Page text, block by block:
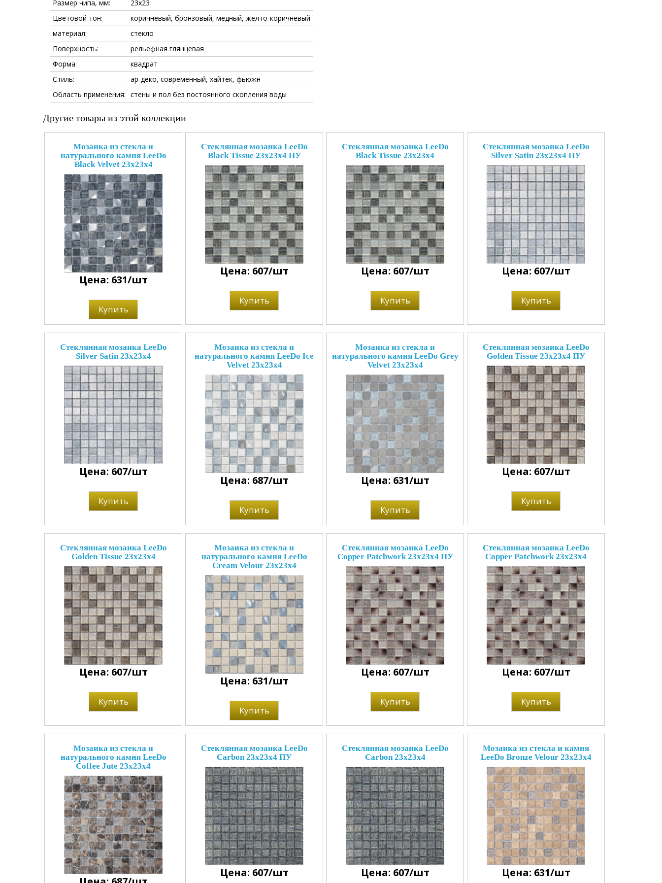
Размер чипа, мм:
23x23
Цветовой тон:
коричневый, бронзовый, медный, жёлто-коричневый
материал:
стекло
Поверхность:
рельефная глянцевая
Форма:
квадрат
Стиль:
ар-деко, современный, хайтек, фьюжн
Область применения: стены и пол без постоянного скопления воды
Другие товары из этой коллекции
Мозаика из стекла и
натурального камня LeeDo
Black Velvet 23x23x4
Цена: 631/шт
Купить
Стеклянная мозаика LeeDo
Black Tissue 23x23x4 ПУ
Цена: 607/шт
Купить
Стеклянная мозаика LeeDo
Black Tissue 23x23x4
Цена: 607/шт
Купить
Стеклянная мозаика LeeDo
Silver Satin 23x23x4 ПУ
Цена: 607/шт
Купить
Стеклянная мозаика LeeDo
Silver Satin 23x23x4
Цена: 607/шт
Купить
Мозаика из стекла и
натурального камня LeeDo Ice
Velvet 23x23x4
Цена: 687/шт
Купить
Мозаика из стекла и
натурального камня LeeDo Grey
Velvet 23x23x4
Цена: 631/шт
Купить
Стеклянная мозаика LeeDo
Golden Tissue 23x23x4 ПУ
Цена: 607/шт
Купить
Стеклянная мозаика LeeDo
Golden Tissue 23x23x4
Цена: 607/шт
Купить
Мозаика из стекла и
натурального камня LeeDo
Cream Velour 23x23x4
Цена: 631/шт
Купить
Стеклянная мозаика LeeDo
Copper Patchwork 23x23x4 ПУ
Цена: 607/шт
Купить
Стеклянная мозаика LeeDo
Copper Patchwork 23x23x4
Цена: 607/шт
Купить
Мозаика из стекла и
натурального камня LeeDo
Coffee Jute 23x23x4
Стеклянная мозаика LeeDo
Carbon 23x23x4 ПУ
Цена: 607/шт
Стеклянная мозаика LeeDo
Carbon 23x23x4
Цена: 607/шт
Мозаика из стекла и камня
LeeDo Bronze Velour 23x23x4
Цена: 631/шт